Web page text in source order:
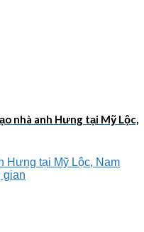
nhà anh Hưng tại Mỹ Lộc,
Hưng tại Mỹ Lộc, Nam
gian